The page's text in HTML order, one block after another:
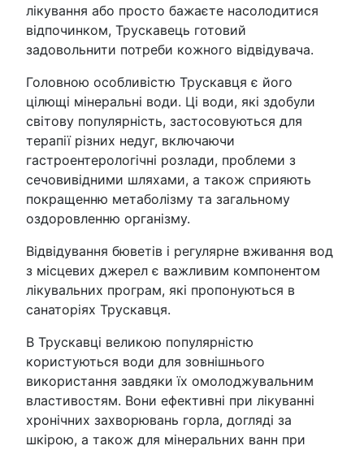
лікування або просто бажаєте насолодитися
відпочинком, Трускавець готовий
задовольнити потреби кожного відвідувача.
Головною особливістю Трускавця є його
цілющі мінеральні води. Ці води, які здобули
світову популярність, застосовуються для
терапії різних недуг, включаючи
гастроентерологічні розлади, проблеми з
сечовивідними шляхами, а також сприяють
покращенню метаболізму та загальному
оздоровленню організму.
Відвідування бюветів і регулярне вживання вод
з місцевих джерел є важливим компонентом
лікувальних програм, які пропонуються в
санаторіях Трускавця.
В Трускавці великою популярністю
користуються води для зовнішнього
використання завдяки їх омолоджувальним
властивостям. Вони ефективні при лікуванні
хронічних захворювань горла, догляді за
шкірою, а також для мінеральних ванн при